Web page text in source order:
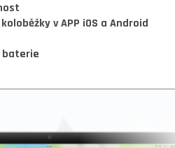
v APP iOS a Android
baterie